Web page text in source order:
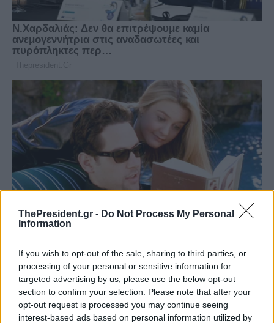
ThePresident.gr - Do Not Process My Personal
Information
If you wish to opt-out of the sale, sharing to third parties, or
processing of your personal or sensitive information for
targeted advertising by us, please use the below opt-out
section to confirm your selection. Please note that after your
opt-out request is processed you may continue seeing
interest-based ads based on personal information utilized by